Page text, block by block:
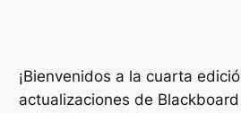
¡Bienvenidos a la cuarta
actualizaciones de